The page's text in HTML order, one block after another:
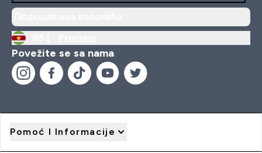
Povežite se sa nama
Pomoć I Informacije